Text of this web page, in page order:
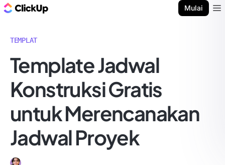
Mulai
TEMPLAT
Template Jadwal
Konstruksi Gratis
untuk Merencanakan
Jadwal Proyek